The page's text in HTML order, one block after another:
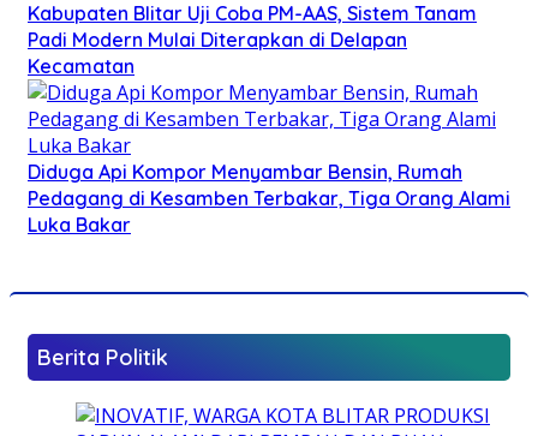
Kabupaten Blitar Uji Coba PM-AAS, Sistem Tanam
Padi Modern Mulai Diterapkan di Delapan
Kecamatan
Diduga Api Kompor Menyambar Bensin, Rumah
Pedagang di Kesamben Terbakar, Tiga Orang Alami
Luka Bakar
Berita Politik